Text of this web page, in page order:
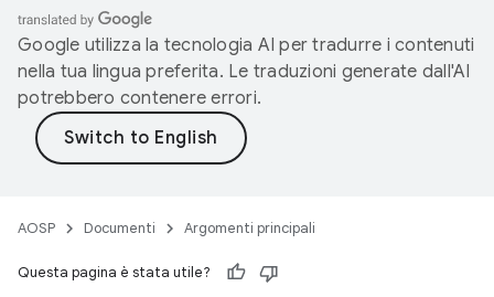
Google utilizza la tecnologia AI per tradurre i contenuti
nella tua lingua preferita. Le traduzioni generate dall'AI
potrebbero contenere errori.
AOSP Documenti Argomenti principali
Questa pagina è stata utile?